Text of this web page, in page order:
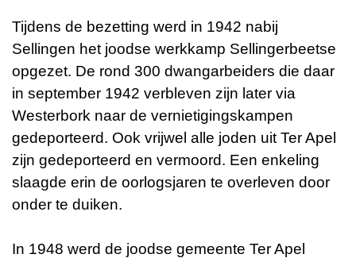
Tijdens de bezetting werd in 1942 nabij
Sellingen het joodse werkkamp Sellingerbeetse
opgezet. De rond 300 dwangarbeiders die daar
in september 1942 verbleven zijn later via
Westerbork naar de vernietigingskampen
gedeporteerd. Ook vrijwel alle joden uit Ter Apel
zijn gedeporteerd en vermoord. Een enkeling
slaagde erin de oorlogsjaren te overleven door
onder te duiken.
In 1948 werd de joodse gemeente Ter Apel